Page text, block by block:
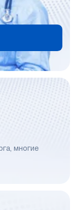
многие